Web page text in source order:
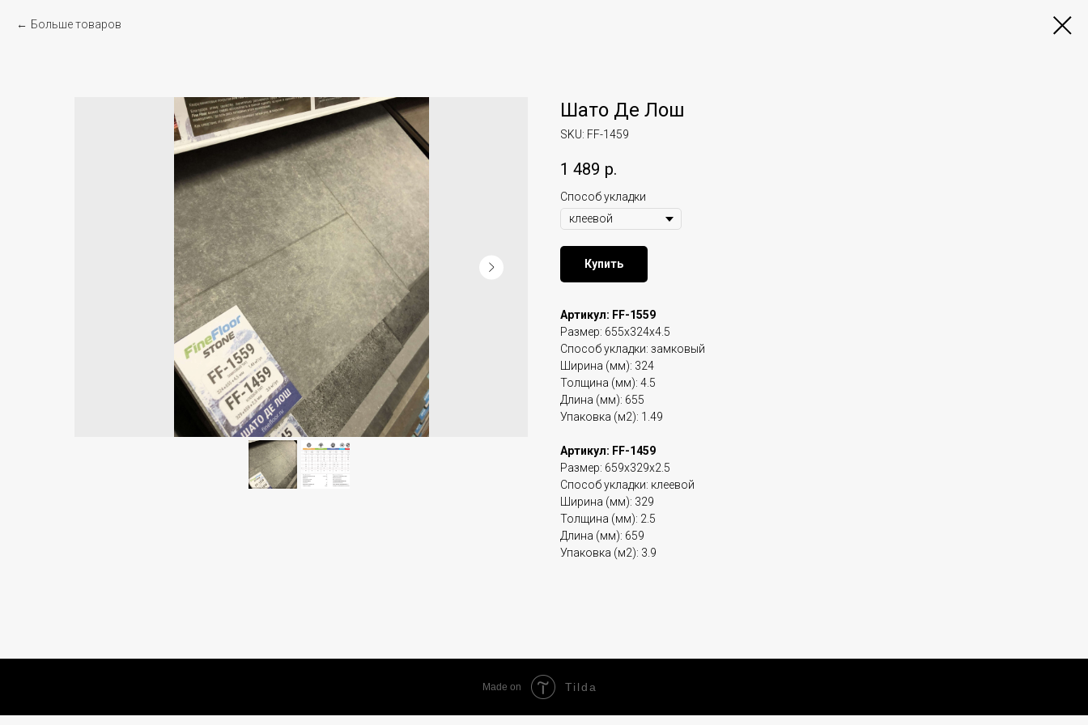
Больше товаров
Шато Де Лош
SKU: FF-1459
1 489 р.
Способ укладки
Купить
Артикул: FF-1559
Размер: 655x324x4.5
Способ укладки: замковый
Ширина (мм): 324
Толщина (мм): 4.5
Длина (мм): 655
Упаковка (м2): 1.49
Артикул: FF-1459
Размер: 659x329x2.5
Способ укладки: клеевой
Ширина (мм): 329
Толщина (мм): 2.5
Длина (мм): 659
Упаковка (м2): 3.9
Made on Tilda